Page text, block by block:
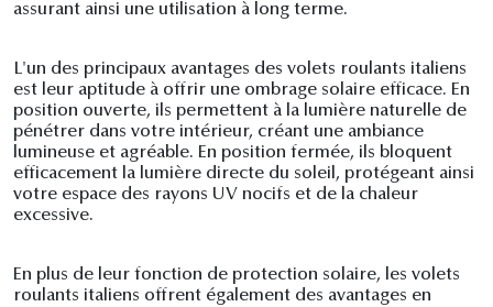
assurant ainsi une utilisation à long terme.
L'un des principaux avantages des volets roulants italiens
est leur aptitude à offrir une ombrage solaire efficace. En
position ouverte, ils permettent à la lumière naturelle de
pénétrer dans votre intérieur, créant une ambiance
lumineuse et agréable. En position fermée, ils bloquent
efficacement la lumière directe du soleil, protégeant ainsi
votre espace des rayons UV nocifs et de la chaleur
excessive.
En plus de leur fonction de protection solaire, les volets
roulants italiens offrent également des avantages en